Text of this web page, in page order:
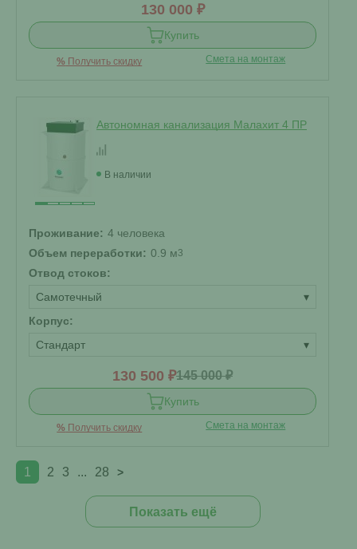
130 000 ₽
Купить
% Получить скидку Смета на монтаж
Автономная канализация Малахит 4 ПР
В наличии
Проживание: 4 человека
Объем переработки: 0.9 м3
Отвод стоков:
Самотечный
▾
Корпус:
Стандарт
▾
130 500 ₽145 000 ₽
Купить
% Получить скидку Смета на монтаж
1 2 3 ... 28 >
Показать ещё